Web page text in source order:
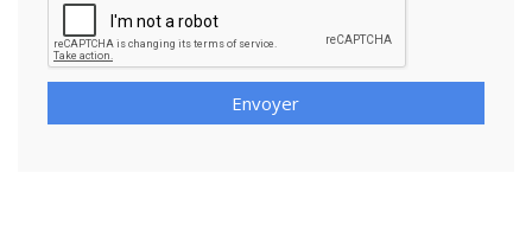
Envoyer